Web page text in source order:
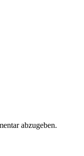
abzugeben.